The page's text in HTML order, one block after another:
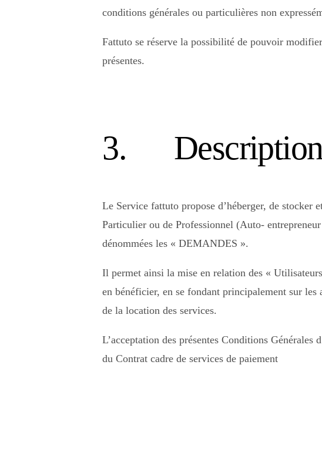
conditions générales ou particulières non
Fattuto se réserve la possibilité de pouvoir
présentes.
3.
Le Service fattuto propose d’héberger, de
Particulier ou de Professionnel (Auto-
dénommées les « DEMANDES ».
Il permet ainsi la mise en relation des «
en bénéficier, en se fondant principalement sur
de la location des services.
L’acceptation des présentes Conditions
du Contrat cadre de services de paiement